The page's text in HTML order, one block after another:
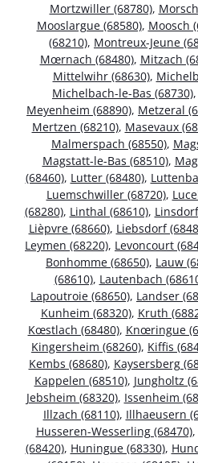
Mortzwiller (68780),
Mooslargue (68580), Moosch
(68210), Montreux-Jeune
Mœrnach (68480), Mitzach
Mittelwihr (68630),
Michelbach-le-Bas (68730),
Meyenheim (68890), Metzeral
Mertzen (68210), Masevaux
Malmerspach (68550),
Magstatt-le-Bas (68510),
(68460), Lutter (68480),
Luemschwiller (68720),
(68280), Linthal (68610),
Lièpvre (68660), Liebsdorf
Leymen (68220), Levoncourt
Bonhomme (68650), Lauw
(68610), Lautenbach
Lapoutroie (68650), Landser
Kunheim (68320), Kruth
Kœstlach (68480), Knœringue
Kingersheim (68260), Kiffis
Kembs (68680), Kaysersberg
Kappelen (68510), Jungholtz
Jebsheim (68320), Issenheim
Illzach (68110), Illhaeusern
Husseren-Wesserling (68470),
(68420), Huningue (68330),